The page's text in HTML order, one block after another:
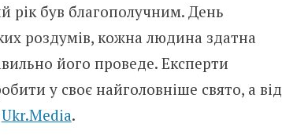
рік був благополучним. День
роздумів, кожна людина здатна
його проведе. Експерти
у своє найголовніше свято, а від
Ukr.Media.